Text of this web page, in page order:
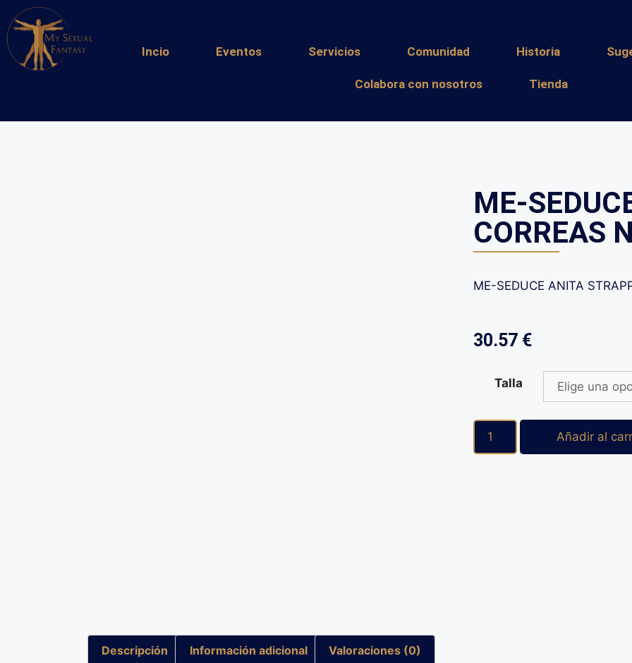
Incio Eventos Servicios Comunidad Historia
Colabora con nosotros Tienda
ME-
CORREAS
ME-SEDUCE ANITA
30.57 €
Talla
Añadir al
Descripción Información adicional Valoraciones (0)